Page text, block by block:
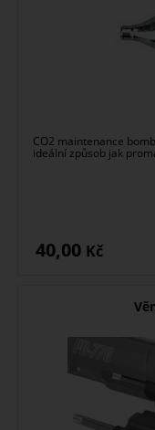
CO2 maintenance
ideální způsob jak
40,00 Kč